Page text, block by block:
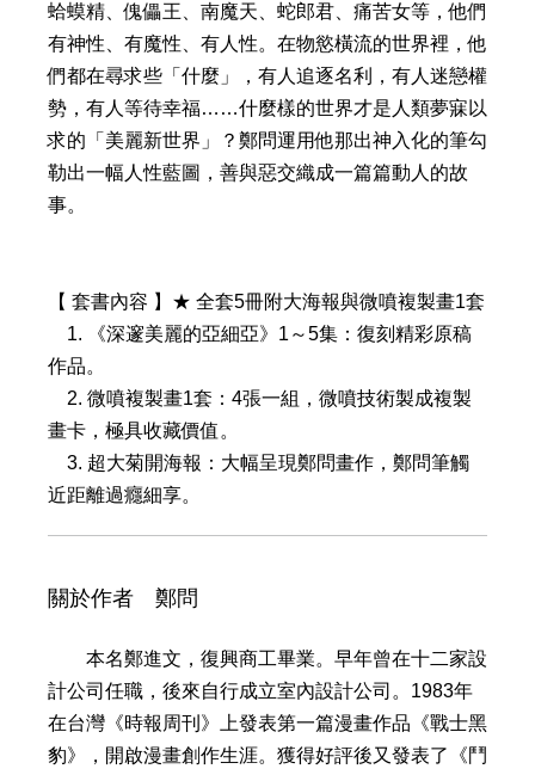
蛤蟆精、傀儡王、南魔天、蛇郎君、痛苦女等，他們
有神性、有魔性、有人性。在物慾橫流的世界裡，他
們都在尋求些「什麼」，有人追逐名利，有人迷戀權
勢，有人等待幸福……什麼樣的世界才是人類夢寐以
求的「美麗新世界」？鄭問運用他那出神入化的筆勾
勒出一幅人性藍圖，善與惡交織成一篇篇動人的故
事。
【 套書內容 】★ 全套5冊附大海報與微噴複製畫1套
1. 《深邃美麗的亞細亞》1～5集：復刻精彩原稿
作品。
2. 微噴複製畫1套：4張一組，微噴技術製成複製
畫卡，極具收藏價值。
3. 超大菊開海報：大幅呈現鄭問畫作，鄭問筆觸
近距離過癮細享。
關於作者 鄭問
本名鄭進文，復興商工畢業。早年曾在十二家設
計公司任職，後來自行成立室內設計公司。1983年
在台灣《時報周刊》上發表第一篇漫畫作品《戰士黑
豹》，開啟漫畫創作生涯。獲得好評後又發表了《鬥